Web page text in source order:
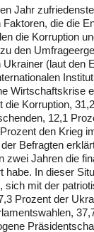
Jahr
die die
die Korruption
den
Ukrainer (laut den
Wirtschaftskrise
die Korruption,
12,1
den Krieg
Befragten
zwei Jahren die
habe. In dieser
sich mit der
Prozent der